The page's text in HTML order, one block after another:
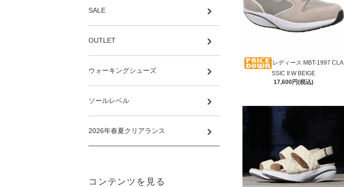
レディース MBT-1997 CLA
SSIC II W BEIGE
17,600円(税込)
SALE
OUTLET
ウォーキングシューズ
ソールレベル
2026年春夏クリアランス
コンテンツを見る